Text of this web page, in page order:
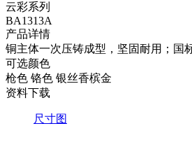
云彩系列
BA1313A
产品详情
铜主体一次压铸成型，坚固耐用；国
可选颜色
枪色 铬色 银丝香槟金
资料下载
尺寸图